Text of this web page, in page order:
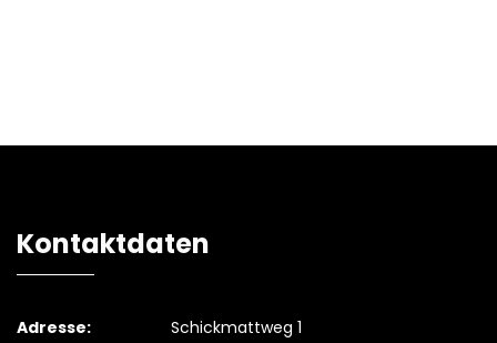
Kontaktdaten
Adresse:
Schickmattweg 1